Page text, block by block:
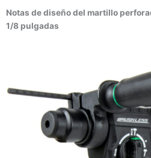
Notas de diseño del martillo
1/8 pulgadas